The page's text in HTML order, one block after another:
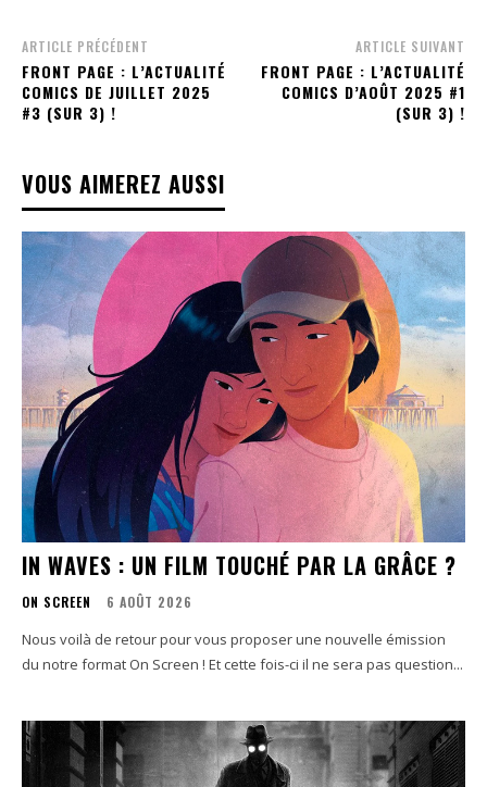
ARTICLE PRÉCÉDENT
FRONT PAGE : L’ACTUALITÉ
COMICS DE JUILLET 2025
#3 (SUR 3) !
ARTICLE SUIVANT
FRONT PAGE : L’ACTUALITÉ
COMICS D’AOÛT 2025 #1
(SUR 3) !
VOUS AIMEREZ AUSSI
IN WAVES : UN FILM TOUCHÉ PAR LA GRÂCE ?
ON SCREEN 6 AOÛT 2026
Nous voilà de retour pour vous proposer une nouvelle émission
du notre format On Screen ! Et cette fois-ci il ne sera pas question...